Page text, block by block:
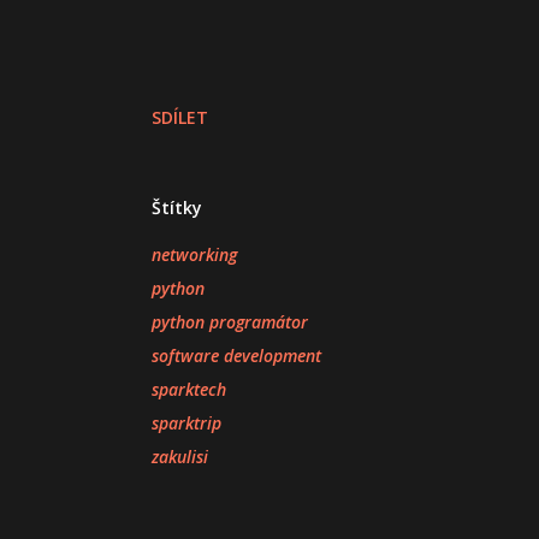
SDÍLET
Štítky
networking
python
python programátor
software development
sparktech
sparktrip
zakulisi